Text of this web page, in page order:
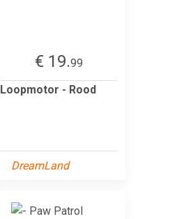
€ 19.99
Loopmotor - Rood
DreamLand